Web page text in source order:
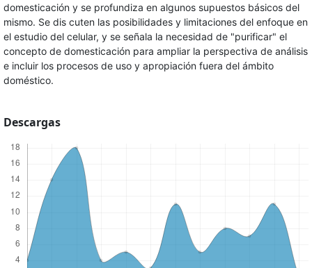
domesticación y se profundiza en algunos supuestos básicos del
mismo. Se dis cuten las posibilidades y limitaciones del enfoque en
el estudio del celular, y se señala la necesidad de "purificar" el
concepto de domesticación para ampliar la perspectiva de análisis
e incluir los procesos de uso y apropiación fuera del ámbito
doméstico.
Descargas